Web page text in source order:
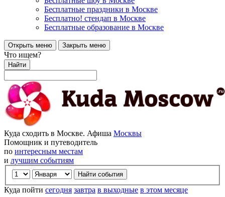
Бесплатные праздники в Москве
Бесплатно! стендап в Москве
Бесплатные образование в Москве
Открыть меню Закрыть меню
Что ищем?
Найти
Куда сходить в Москве. Афиша Москвы
Помощник и путеводитель
по интересным местам
и лучшим событиям
Куда пойти сегодня завтра в выходные в этом месяце